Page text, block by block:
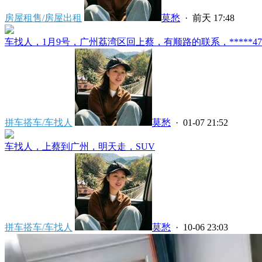
房屋租售/房屋出租 莫愁 · 前天 17:48
车找人，1月9号，广州荔湾区回上蔡，有顺路的联系，
拼车搭车/车找人 莫愁 · 01-07 21:52
车找人，上蔡到广州，明天走，SUV
拼车搭车/车找人 莫愁 · 10-06 23:03